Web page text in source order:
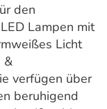
den
Lampen mit
Licht
&
verfügen über
beruhigend